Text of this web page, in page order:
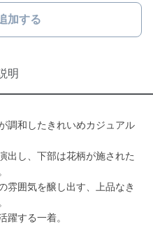
加する
明
調和したきれいめカジュアル
出し、下部は花柄が施された
雰囲気を醸し出す、上品なき
躍する一着。